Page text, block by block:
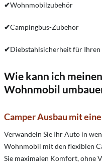
✔Wohnmobilzubehör
✔Campingbus-Zubehör
✔Diebstahlsicherheit für Ihren
Wie kann ich
Wohnmobil
Camper Ausbau mit
Verwandeln Sie Ihr Auto in
Wohnmobil mit den flexiblen
Sie maximalen Komfort, ohne